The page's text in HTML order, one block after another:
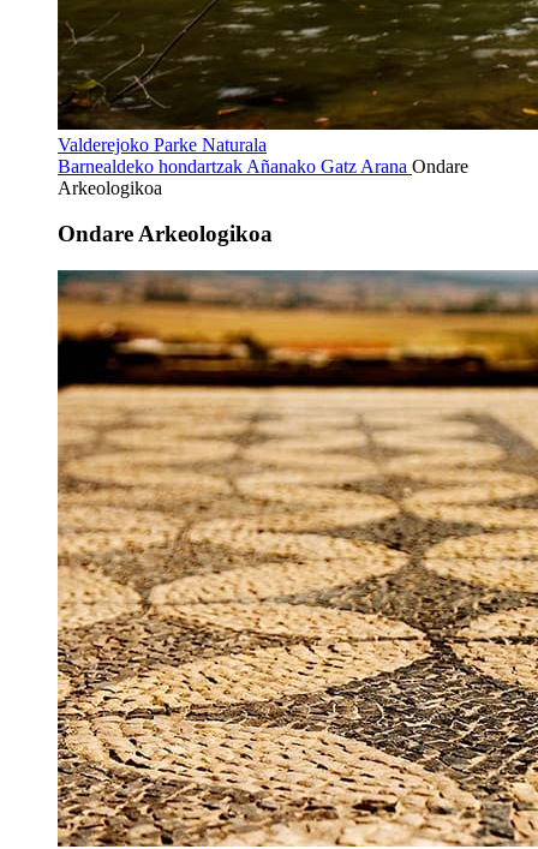
Valderejoko Parke Naturala
Barnealdeko hondartzak Añanako Gatz Arana Ondare
Arkeologikoa
Ondare Arkeologikoa